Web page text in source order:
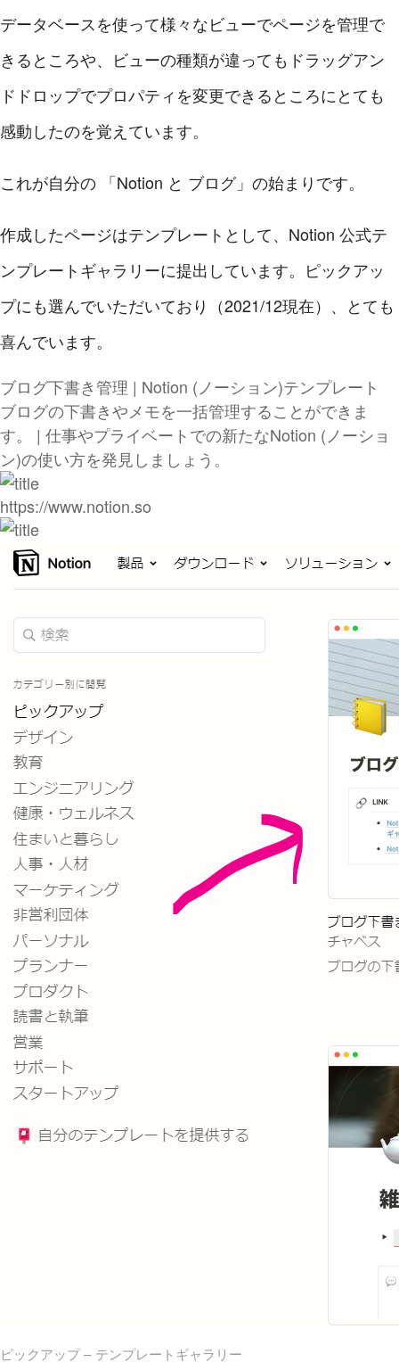
データベースを使って様々なビューでページを管理で
きるところや、ビューの種類が違ってもドラッグアン
ドドロップでプロパティを変更できるところにとても
感動したのを覚えています。
これが自分の 「Notion と ブログ」の始まりです。
作成したページはテンプレートとして、Notion 公式テ
ンプレートギャラリーに提出しています。ピックアッ
プにも選んでいただいており（2021/12現在）、とても
喜んでいます。
ブログ下書き管理 | Notion (ノーション)テンプレート
ブログの下書きやメモを一括管理することができま
す。 | 仕事やプライベートでの新たなNotion (ノーショ
ン)の使い方を発見しましょう。
https://www.notion.so
ピックアップ – テンプレートギャラリー